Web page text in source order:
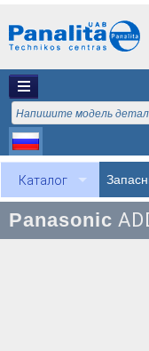
Каталог
Panasonic